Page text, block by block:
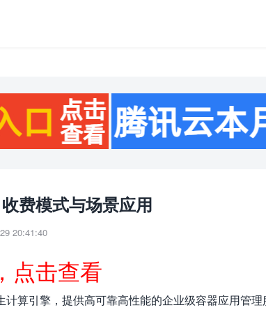
费模式与场景应用
20:41:40
点击查看
算引擎，提供高可靠高性能的企业级容器应用管理